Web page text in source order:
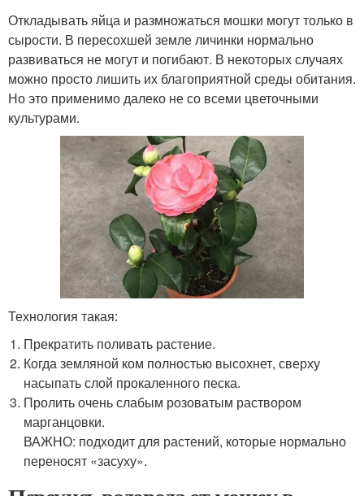
Откладывать яйца и размножаться мошки могут только в
сырости. В пересохшей земле личинки нормально
развиваться не могут и погибают. В некоторых случаях
можно просто лишить их благоприятной среды обитания.
Но это применимо далеко не со всеми цветочными
культурами.
Технология такая:
Прекратить поливать растение.
Когда земляной ком полностью высохнет, сверху
насыпать слой прокаленного песка.
Пролить очень слабым розоватым раствором
марганцовки.
ВАЖНО: подходит для растений, которые нормально
переносят «засуху».